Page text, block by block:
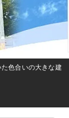
色合いの大きな建